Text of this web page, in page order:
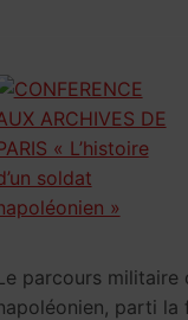
parcours militaire
parti la